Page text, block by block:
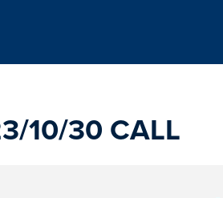
10/30 CALL